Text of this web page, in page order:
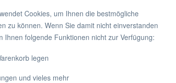
ab
inkl. MwSt.zzgl.
schwarz
Cookies, um Ihnen die bestmögliche
zu können. Wenn Sie damit nicht einverstanden
Ihnen folgende Funktionen nicht zur Verfügung:
legen
und vieles mehr